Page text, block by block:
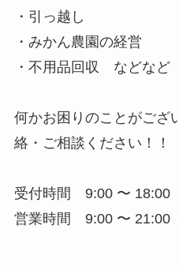
・引っ越し
・みかん農園の経営
・不用品回収 などなど
何かお困りのことがござ
絡・ご相談ください！！
受付時間 9:00 〜 18:00
営業時間 9:00 〜 21:00